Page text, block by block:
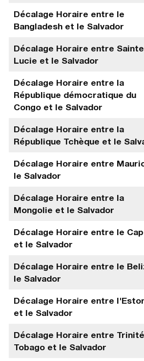
Décalage Horaire entre le
Bangladesh et le Salvador
Décalage Horaire entre
Lucie et le Salvador
Décalage Horaire entre la
République démocratique du
Congo et le Salvador
Décalage Horaire entre la
République Tchèque et le
Décalage Horaire entre
le Salvador
Décalage Horaire entre la
Mongolie et le Salvador
Décalage Horaire entre le
et le Salvador
Décalage Horaire entre le
le Salvador
Décalage Horaire entre
et le Salvador
Décalage Horaire entre
Tobago et le Salvador